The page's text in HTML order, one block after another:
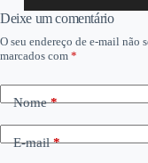
áudio
Deixe um comentário
O seu endereço de e-mail não
marcados com *
Nome*
E-mail*